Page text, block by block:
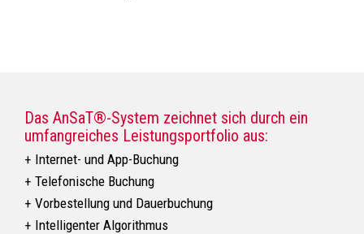
Das AnSaT®-System zeichnet sich durch ein
umfangreiches Leistungsportfolio aus:
Internet- und App-Buchung
Telefonische Buchung
Vorbestellung und Dauerbuchung
Intelligenter Algorithmus